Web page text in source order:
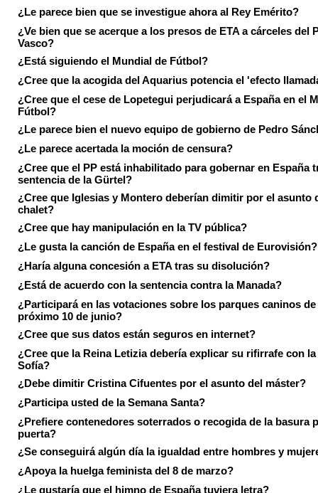
¿Le parece bien que se investigue ahora al Rey Emérito?
¿Ve bien que se acerque a los presos de ETA a cárceles del
Vasco?
¿Está siguiendo el Mundial de Fútbol?
¿Cree que la acogida del Aquarius potencia el 'efecto
¿Cree que el cese de Lopetegui perjudicará a España en el
Fútbol?
¿Le parece bien el nuevo equipo de gobierno de Pedro
¿Le parece acertada la moción de censura?
¿Cree que el PP está inhabilitado para gobernar en España
sentencia de la Gürtel?
¿Cree que Iglesias y Montero deberían dimitir por el asunto
chalet?
¿Cree que hay manipulación en la TV pública?
¿Le gusta la canción de España en el festival de Eurovisión?
¿Haría alguna concesión a ETA tras su disolución?
¿Está de acuerdo con la sentencia contra la Manada?
¿Participará en las votaciones sobre los parques caninos de
próximo 10 de junio?
¿Cree que sus datos están seguros en internet?
¿Cree que la Reina Letizia debería explicar su rifirrafe con la
Sofía?
¿Debe dimitir Cristina Cifuentes por el asunto del máster?
¿Participa usted de la Semana Santa?
¿Prefiere contenedores soterrados o recogida de la basura
puerta?
¿Se conseguirá algún día la igualdad entre hombres y
¿Apoya la huelga feminista del 8 de marzo?
¿Le gustaría que el himno de España tuviera letra?